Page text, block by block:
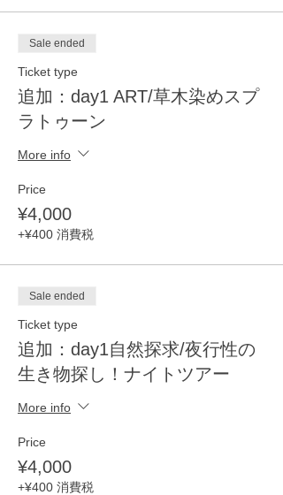
Sale ended
Ticket type
追加：day1 ART/草木染めスプ
ラトゥーン
More info
Price
¥4,000
+¥400 消費税
Sale ended
Ticket type
追加：day1自然探求/夜行性の
生き物探し！ナイトツアー
More info
Price
¥4,000
+¥400 消費税